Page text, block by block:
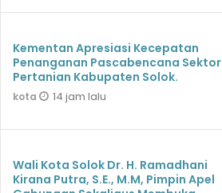
Kementan Apresiasi Kecepatan
Penanganan Pascabencana Sektor
Pertanian Kabupaten Solok.
kota 14 jam lalu
Wali Kota Solok Dr. H. Ramadhani
Kirana Putra, S.E., M.M, Pimpin Apel